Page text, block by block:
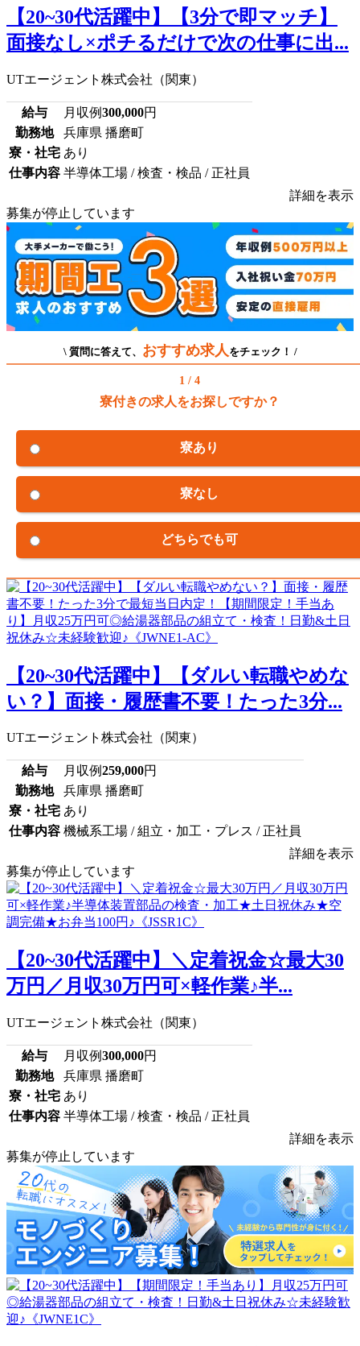
【20~30代活躍中】【3分で即マッチ】
面接なし×ポチるだけで次の仕事に出...
UTエージェント株式会社（関東）
給与 月収例300,000円
勤務地
兵庫県 播磨町
寮・社宅 あり
仕事内容 半導体工場 / 検査・検品 / 正社員
詳細を表示
募集が停止しています
\ 質問に答えて、 おすすめ求人 をチェック！ /
1 / 4
寮付きの求人をお探しですか？
寮あり
寮なし
どちらでも可
【20~30代活躍中】【ダルい転職やめな
い？】面接・履歴書不要！たった3分...
UTエージェント株式会社（関東）
給与 月収例259,000円
勤務地
兵庫県 播磨町
寮・社宅 あり
仕事内容 機械系工場 / 組立・加工・プレス / 正社員
詳細を表示
募集が停止しています
【20~30代活躍中】＼定着祝金☆最大30
万円／月収30万円可×軽作業♪半...
UTエージェント株式会社（関東）
給与 月収例300,000円
勤務地
兵庫県 播磨町
寮・社宅 あり
仕事内容 半導体工場 / 検査・検品 / 正社員
詳細を表示
募集が停止しています